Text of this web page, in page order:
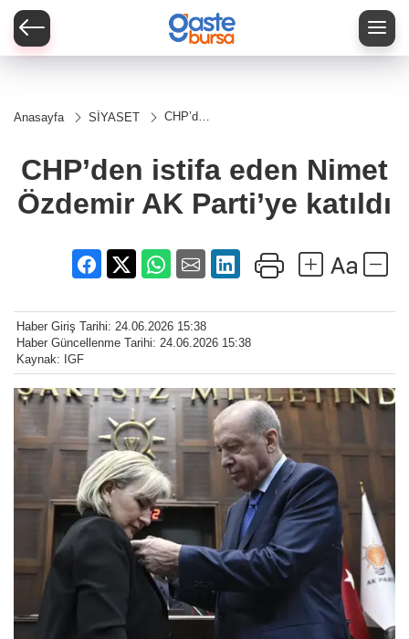
Anasayfa SİYASET
CHP’den
Nimet
Özdemir
Parti’ye
katıldı
CHP’den istifa eden Nimet
Özdemir AK Parti’ye katıldı
Haber Giriş Tarihi: 24.06.2026 15:38
Haber Güncellenme Tarihi: 24.06.2026 15:38
Kaynak: IGF